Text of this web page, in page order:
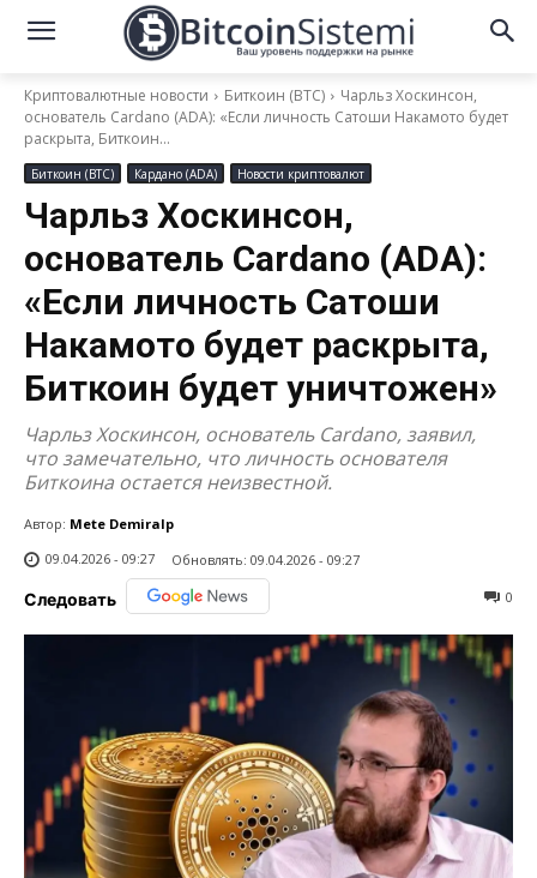
Криптовалютные новости Биткоин (BTC)
Чарльз Хоскинсон,
основатель Cardano (ADA): «Если личность Сатоши Накамото будет
раскрыта, Биткоин...
Биткоин (BTC) Кардано (ADA) Новости криптовалют
Чарльз Хоскинсон,
основатель Cardano (ADA):
«Если личность Сатоши
Накамото будет раскрыта,
Биткоин будет уничтожен»
Чарльз Хоскинсон, основатель Cardano, заявил,
что замечательно, что личность основателя
Биткоина остается неизвестной.
Автор: Mete Demiralp
09.04.2026 - 09:27
Обновлять: 09.04.2026 - 09:27
Следовать 0